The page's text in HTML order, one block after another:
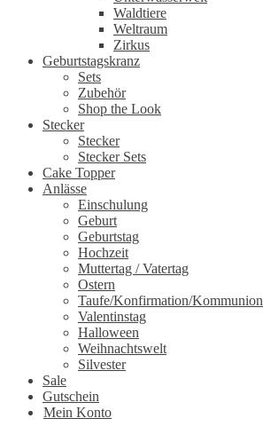
Waldtiere
Weltraum
Zirkus
Geburtstagskranz
Sets
Zubehör
Shop the Look
Stecker
Stecker
Stecker Sets
Cake Topper
Anlässe
Einschulung
Geburt
Geburtstag
Hochzeit
Muttertag / Vatertag
Ostern
Taufe/Konfirmation/Kommunion
Valentinstag
Halloween
Weihnachtswelt
Silvester
Sale
Gutschein
Mein Konto